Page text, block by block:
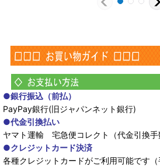
●銀行振込（前払）
PayPay銀行(旧ジャパンネット銀行)
●代金引換払い
ヤマト運輸 宅急便コレクト（代金引換手
●クレジットカード決済
各種クレジットカードがご利用可能です（